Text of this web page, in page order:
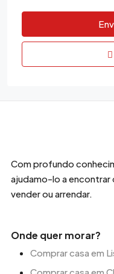
Com profundo
ajudamo-lo a encontrar
vender ou arrendar.
Onde quer morar?
Comprar casa em